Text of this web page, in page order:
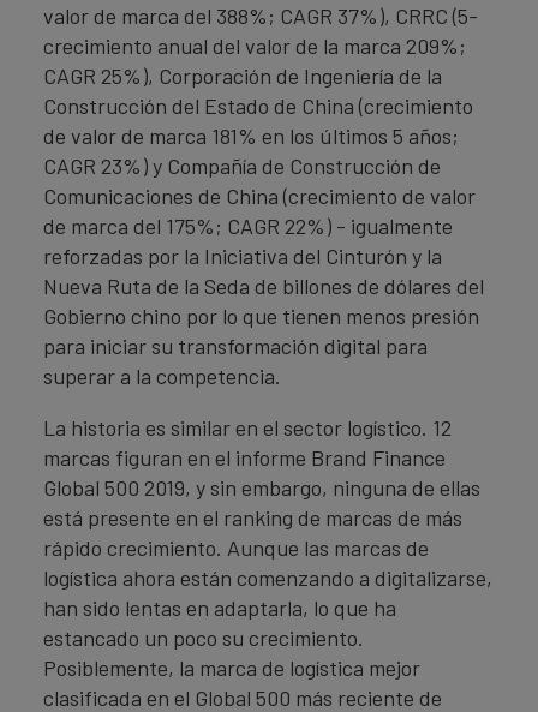
valor de marca del 388%; CAGR 37%), CRRC (5-
crecimiento anual del valor de la marca 209%;
CAGR 25%), Corporación de Ingeniería de la
Construcción del Estado de China (crecimiento
de valor de marca 181% en los últimos 5 años;
CAGR 23%) y Compañía de Construcción de
Comunicaciones de China (crecimiento de valor
de marca del 175%; CAGR 22%) - igualmente
reforzadas por la Iniciativa del Cinturón y la
Nueva Ruta de la Seda de billones de dólares del
Gobierno chino por lo que tienen menos presión
para iniciar su transformación digital para
superar a la competencia.
La historia es similar en el sector logístico. 12
marcas figuran en el informe Brand Finance
Global 500 2019, y sin embargo, ninguna de ellas
está presente en el ranking de marcas de más
rápido crecimiento. Aunque las marcas de
logística ahora están comenzando a digitalizarse,
han sido lentas en adaptarla, lo que ha
estancado un poco su crecimiento.
Posiblemente, la marca de logística mejor
clasificada en el Global 500 más reciente de